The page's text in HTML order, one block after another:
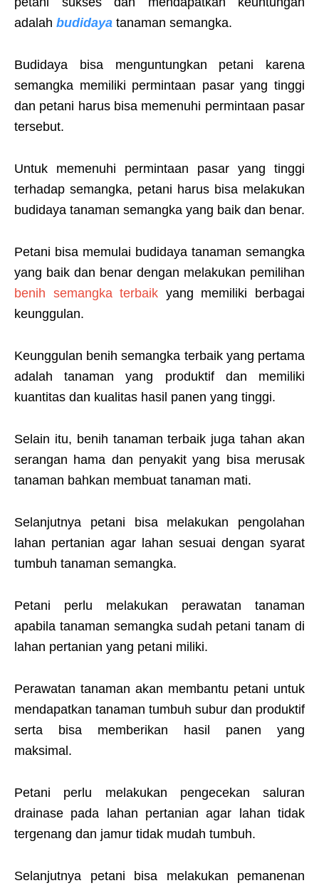
adalah budidaya tanaman semangka.
Budidaya bisa menguntungkan petani karena
semangka memiliki permintaan pasar yang tinggi
dan petani harus bisa memenuhi permintaan pasar
tersebut.
Untuk memenuhi permintaan pasar yang tinggi
terhadap semangka, petani harus bisa melakukan
budidaya tanaman semangka yang baik dan benar.
Petani bisa memulai budidaya tanaman semangka
yang baik dan benar dengan melakukan pemilihan
benih semangka terbaik yang memiliki berbagai
keunggulan.
Keunggulan benih semangka terbaik yang pertama
adalah tanaman yang produktif dan memiliki
kuantitas dan kualitas hasil panen yang tinggi.
Selain itu, benih tanaman terbaik juga tahan akan
serangan hama dan penyakit yang bisa merusak
tanaman bahkan membuat tanaman mati.
Selanjutnya petani bisa melakukan pengolahan
lahan pertanian agar lahan sesuai dengan syarat
tumbuh tanaman semangka.
Petani perlu melakukan perawatan tanaman
apabila tanaman semangka sudah petani tanam di
lahan pertanian yang petani miliki.
Perawatan tanaman akan membantu petani untuk
mendapatkan tanaman tumbuh subur dan produktif
serta bisa memberikan hasil panen yang
maksimal.
Petani perlu melakukan pengecekan saluran
drainase pada lahan pertanian agar lahan tidak
tergenang dan jamur tidak mudah tumbuh.
Selanjutnya petani bisa melakukan pemanenan